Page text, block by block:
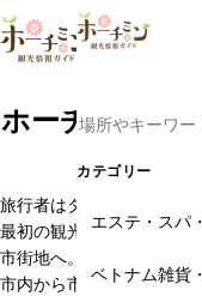
カテゴリー
エステ・スパ
ベトナム雑貨
ホーチミンの
旅行者はタンソンニャッ
最初の観光スポット。そ
市街地へ。このカテゴリ
市内から市外へ向かう方